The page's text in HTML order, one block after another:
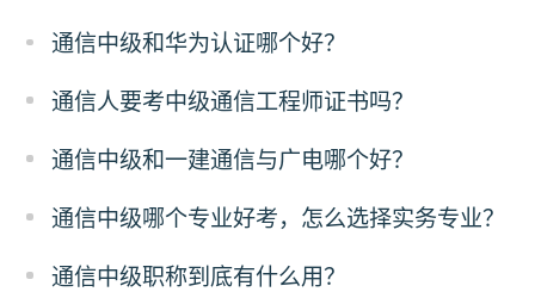
通信中级和华为认证哪个好？
通信人要考中级通信工程师证书吗？
通信中级和一建通信与广电哪个好？
通信中级哪个专业好考，怎么选择实务专业？
通信中级职称到底有什么用？